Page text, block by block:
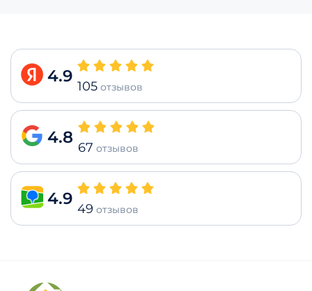
4.9
105 отзывов
4.8
67 отзывов
4.9
49 отзывов